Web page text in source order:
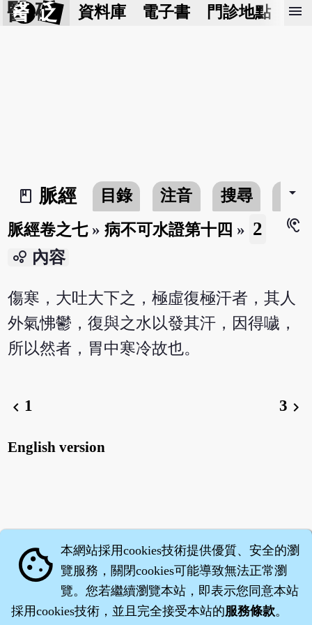
醫 砭 資料庫 電子書 門診地點 預
menu
book_2
脈經 目錄 注音 搜尋 書介
arrow_drop_down
脈經卷之七»病不可水證第十四 » 2
hearing
bubble_chart 內容
傷寒，大吐大下之，極虛復極汗者，其人
外氣怫鬱，復與之水以發其汗，因得噦，
所以然者，胃中寒冷故也。
chevron_left 1 3 chevron_right
English version
cookie 本網站採用cookies技術提供優質、安全的瀏
覽服務，關閉cookies可能導致無法正常瀏
覽。您若繼續瀏覽本站，即表示您同意本站
採用cookies技術，並且完全接受本站的服務條款。